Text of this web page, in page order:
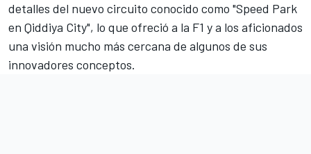
detalles del nuevo circuito conocido como "Speed Park
en Qiddiya City", lo que ofreció a la F1 y a los aficionados
una visión mucho más cercana de algunos de sus
innovadores conceptos.